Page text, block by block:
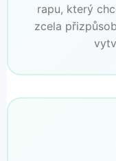
rapu, který
zcela